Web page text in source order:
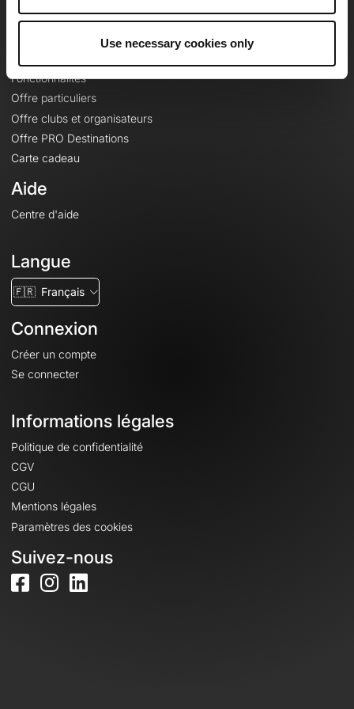
Use necessary cookies only
Fonctionnalités
Offre particuliers
Offre clubs et organisateurs
Offre PRO Destinations
Carte cadeau
Aide
Centre d'aide
Langue
🇫🇷 Français
Connexion
Créer un compte
Se connecter
Informations légales
Politique de confidentialité
CGV
CGU
Mentions légales
Paramètres des cookies
Suivez-nous